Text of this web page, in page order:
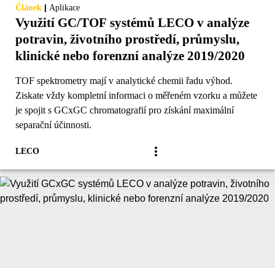
Článek | Aplikace
Využití GC/TOF systémů LECO v analýze
potravin, životního prostředí, průmyslu,
klinické nebo forenzní analýze 2019/2020
TOF spektrometry mají v analytické chemii řadu výhod.
Ziskate vždy kompletní informaci o měřeném vzorku a můžete
je spojit s GCxGC chromatografií pro získání maximální
separační účinnosti.
LECO